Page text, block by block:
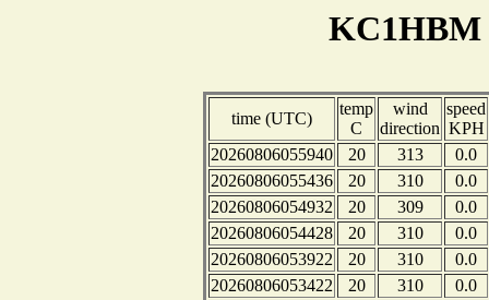
KC1HBM
time (UTC)
temp
C
wind
direction
speed
KPH
20260806055940
20 313
0.0
20260806055436
20 310
0.0
20260806054932
20 309
0.0
20260806054428
20 310
0.0
20260806053922
20 310
0.0
20260806053422
20 310
0.0